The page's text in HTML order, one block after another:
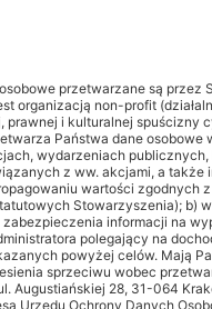
przetwarzane są
organizacją non-profit
i kulturalnej spuścizny
Państwa dane
wydarzeniach
z ww. akcjami, a
wartości
Stowarzyszenia); b)
informacji na
polegający na
powyżej celów. Mają
sprzeciwu wobec
Augustiańskiej 28, 31-064
Urzędu Ochrony Danych